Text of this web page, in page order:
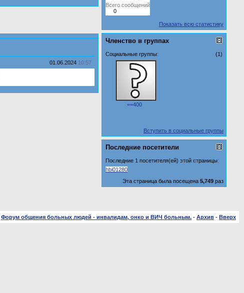
01.06.2024 10:57
Всего сообщений
0
Показать всю статистику
Членство в группах
(1)
Социальные группы:
==400
Вступить в социальные группы
Последние посетители
Последние 1 посетителя(ей) этой страницы:
hbi01280
Эта страница была посещена 5,749 раз
Форум общения больных людей - инвалидам, онко и ВИЧ больным. - Архив - Вверх